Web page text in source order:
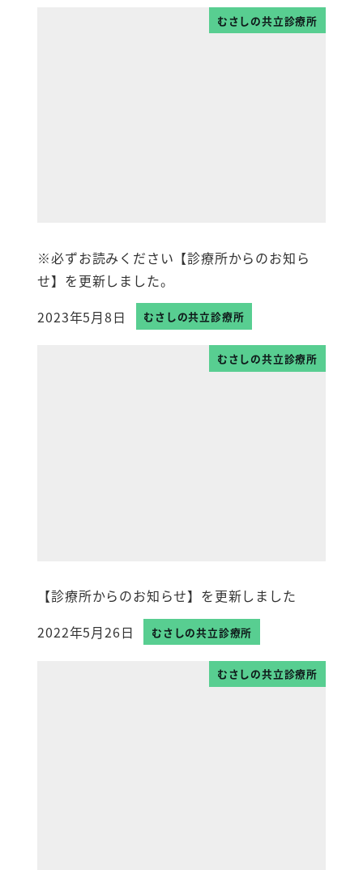
むさしの共立診療所
※必ずお読みください【診療所からのお知ら
せ】を更新しました。
投稿日
2023年5月8日 むさしの共立診療所
むさしの共立診療所
【診療所からのお知らせ】を更新しました
投稿日
2022年5月26日 むさしの共立診療所
むさしの共立診療所